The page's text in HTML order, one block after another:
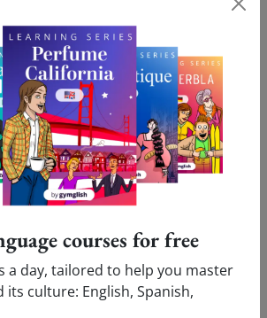
e
emos
éis
Pretérito perfecto
yo haya enguatado
tú hayas enguatado
él/ella/usted haya
enguatado
nosotros/as hayamos
ado
vosotros/as hayáis
enguatado
ellos/ellas/ustedes hayan
courses for free
a day, tailored to help you master
its culture: English, Spanish,